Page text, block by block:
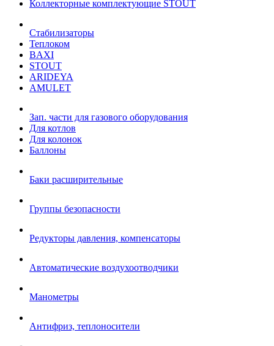
Коллекторные комплектующие STOUT
Стабилизаторы
Теплоком
BAXI
STOUT
ARIDEYA
AMULET
Зап. части для газового оборудования
Для котлов
Для колонок
Баллоны
Баки расширительные
Группы безопасности
Редукторы давления, компенсаторы
Автоматические воздухоотводчики
Манометры
Антифриз, теплоносители